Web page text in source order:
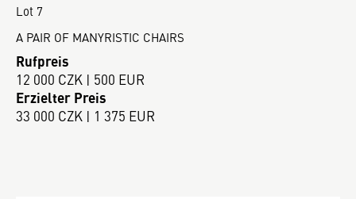
Lot 7
A PAIR OF MANYRISTIC CHAIRS
Rufpreis
12 000 CZK | 500 EUR
Erzielter Preis
33 000 CZK | 1 375 EUR